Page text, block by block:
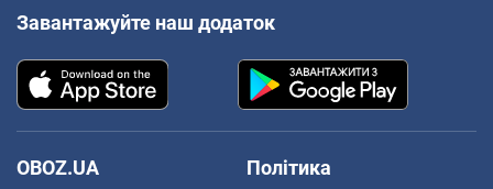
Завантажуйте наш додаток
OBOZ.UA
Політика